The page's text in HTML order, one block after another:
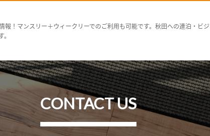
！マンスリー＋ウィークリーでのご利用も可能です。秋田への連泊・ビ
CONTACT US